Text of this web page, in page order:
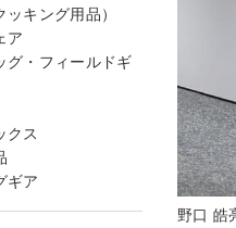
キング用品）
ア
グ・フィールドギ
クス
ギア
野口 皓